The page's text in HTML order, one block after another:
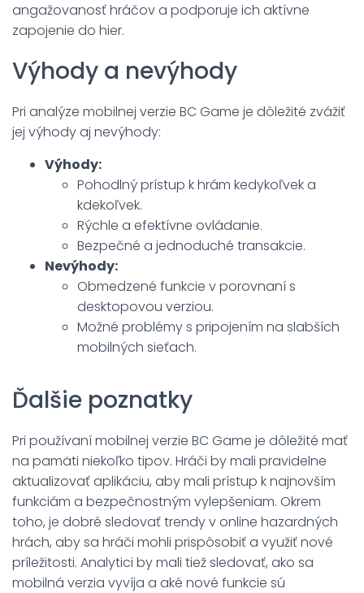
angažovanosť hráčov a podporuje ich aktívne
zapojenie do hier.
Výhody a nevýhody
Pri analýze mobilnej verzie BC Game je dôležité zvážiť
jej výhody aj nevýhody:
Výhody:
Pohodlný prístup k hrám kedykoľvek a
kdekoľvek.
Rýchle a efektívne ovládanie.
Bezpečné a jednoduché transakcie.
Nevýhody:
Obmedzené funkcie v porovnaní s
desktopovou verziou.
Možné problémy s pripojením na slabších
mobilných sieťach.
Ďalšie poznatky
Pri používaní mobilnej verzie BC Game je dôležité mať
na pamäti niekoľko tipov. Hráči by mali pravidelne
aktualizovať aplikáciu, aby mali prístup k najnovším
funkciám a bezpečnostným vylepšeniam. Okrem
toho, je dobré sledovať trendy v online hazardných
hrách, aby sa hráči mohli prispôsobiť a využiť nové
príležitosti. Analytici by mali tiež sledovať, ako sa
mobilná verzia vyvíja a aké nové funkcie sú